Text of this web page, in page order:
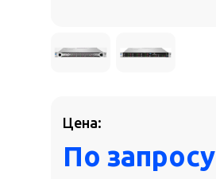
Цена:
По запросу